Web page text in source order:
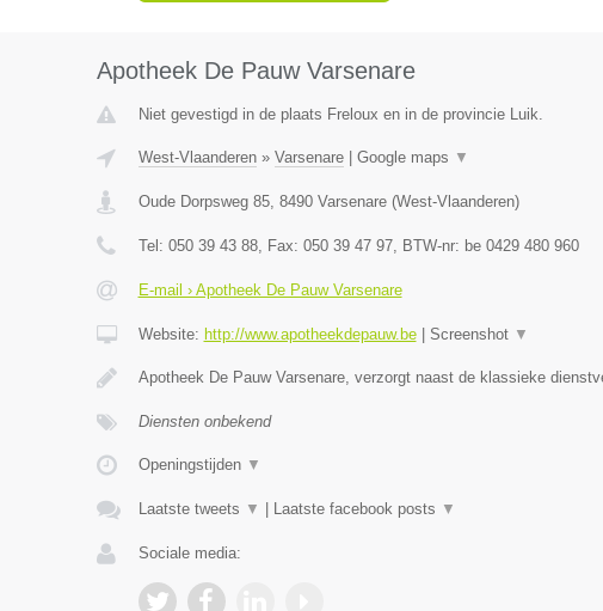
Apotheek De Pauw Varsenare
Niet gevestigd in de plaats Freloux en in de provincie Luik.
West-Vlaanderen» Varsenare| Google maps ▼
Oude Dorpsweg 85, 8490 Varsenare(West-Vlaanderen)
Tel: 050 39 43 88, Fax: 050 39 47 97, BTW-nr: be 0429 480 960
E-mail › Apotheek De Pauw Varsenare
Website: http://www.apotheekdepauw.be| Screenshot ▼
Apotheek De Pauw Varsenare, verzorgt naast de klassieke
Diensten onbekend
Openingstijden ▼
Laatste tweets ▼ Laatste facebook posts ▼
Sociale media: